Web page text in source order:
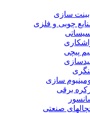
سازی
چوبی و فلزی
پیچی
سازی
برقی
صنعتی